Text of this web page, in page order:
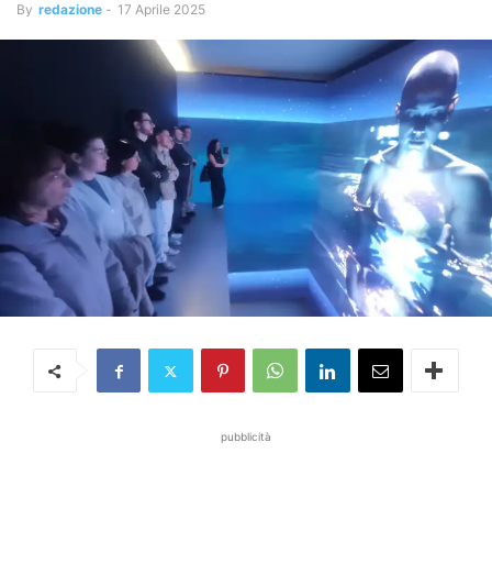
By redazione - 17 Aprile 2025
pubblicità